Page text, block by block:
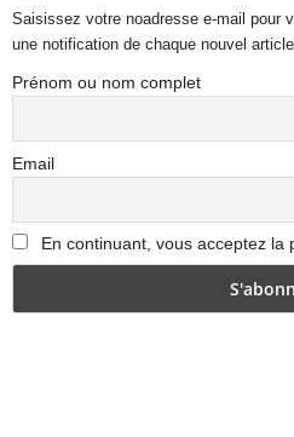
Saisissez votre noadresse e-mail pour
une notification de chaque nouvel article
Prénom ou nom complet
Email
En continuant, vous acceptez la